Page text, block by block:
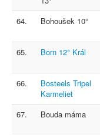
64.
Bohoušek 10°
65.
Born 12° Král
66.
Bosteels Tripel
Karmeliet
67. Bouda máma